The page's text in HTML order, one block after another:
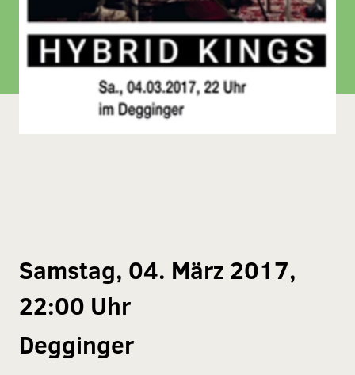
Samstag, 04. März 2017,
22:00 Uhr
Degginger